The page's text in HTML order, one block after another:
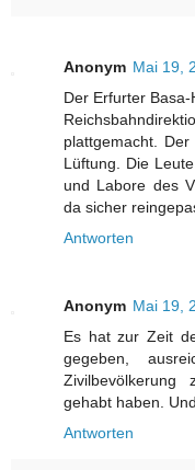
Anonym Mai 19,
Der Erfurter
plattgemacht.
Lüftung. Die
und Labore des
da sicher
Antworten
Anonym Mai 19,
Es hat zur Zeit
gegeben,
gehabt haben.
Antworten